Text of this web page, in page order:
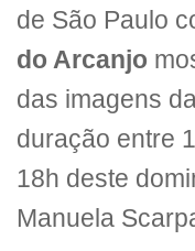
de São Paulo
do Arcanjo
das imagens
duração entre
18h deste
Manuela